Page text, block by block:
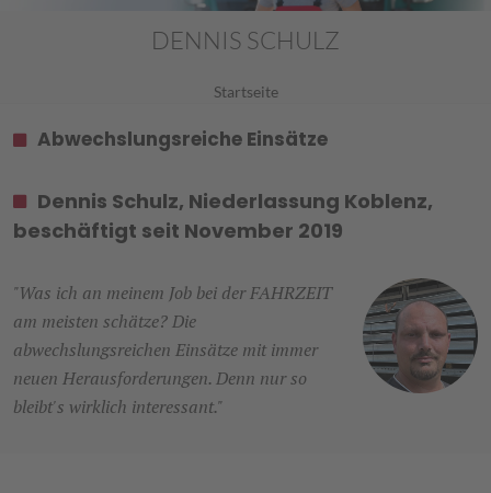
DENNIS SCHULZ
Startseite
Abwechslungsreiche Einsätze
Dennis Schulz, Niederlassung Koblenz,
beschäftigt seit November 2019
"Was ich an meinem Job bei der FAHRZEIT
am meisten schätze? Die
abwechslungsreichen Einsätze mit immer
neuen Herausforderungen. Denn nur so
bleibt's wirklich interessant."